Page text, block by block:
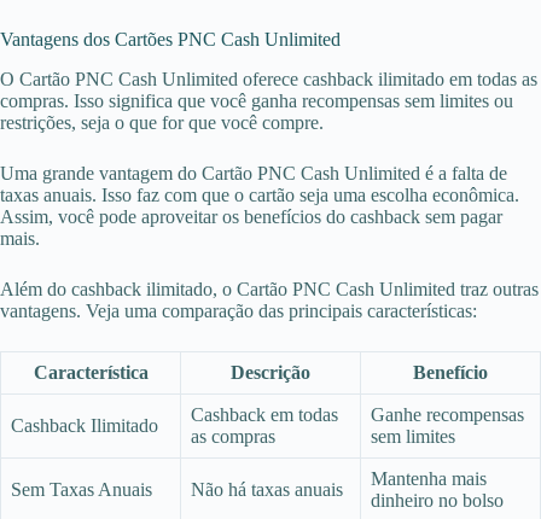
Vantagens dos Cartões PNC Cash Unlimited
O Cartão PNC Cash Unlimited oferece cashback ilimitado em todas as
compras. Isso significa que você ganha recompensas sem limites ou
restrições, seja o que for que você compre.
Uma grande vantagem do Cartão PNC Cash Unlimited é a falta de
taxas anuais. Isso faz com que o cartão seja uma escolha econômica.
Assim, você pode aproveitar os benefícios do cashback sem pagar
mais.
Além do cashback ilimitado, o Cartão PNC Cash Unlimited traz outras
vantagens. Veja uma comparação das principais características:
Característica Descrição Benefício
Cashback Ilimitado
Cashback em todas
as compras
Ganhe recompensas
sem limites
Sem Taxas Anuais Não há taxas anuais
Mantenha mais
dinheiro no bolso